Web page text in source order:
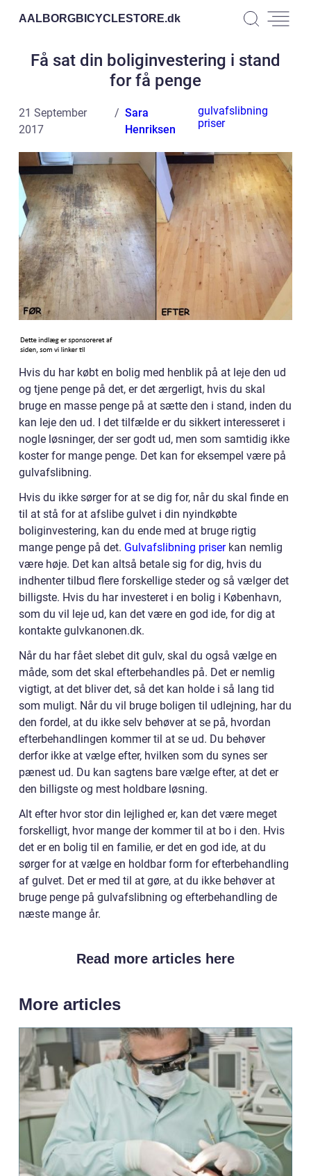
AALBORGBICYCLESTORE.dk
Få sat din boliginvestering i stand
for få penge
21 September
2017
Sara
Henriksen
gulvafslibning
priser
Hvis du har købt en bolig med henblik på at leje den ud
og tjene penge på det, er det ærgerligt, hvis du skal
bruge en masse penge på at sætte den i stand, inden du
kan leje den ud. I det tilfælde er du sikkert interesseret i
nogle løsninger, der ser godt ud, men som samtidig ikke
koster for mange penge. Det kan for eksempel være på
gulvafslibning.
Hvis du ikke sørger for at se dig for, når du skal finde en
til at stå for at afslibe gulvet i din nyindkøbte
boliginvestering, kan du ende med at bruge rigtig
mange penge på det. Gulvafslibning priserkan nemlig
være høje. Det kan altså betale sig for dig, hvis du
indhenter tilbud flere forskellige steder og så vælger det
billigste. Hvis du har investeret i en bolig i København,
som du vil leje ud, kan det være en god ide, for dig at
kontakte gulvkanonen.dk.
Når du har fået slebet dit gulv, skal du også vælge en
måde, som det skal efterbehandles på. Det er nemlig
vigtigt, at det bliver det, så det kan holde i så lang tid
som muligt. Når du vil bruge boligen til udlejning, har du
den fordel, at du ikke selv behøver at se på, hvordan
efterbehandlingen kommer til at se ud. Du behøver
derfor ikke at vælge efter, hvilken som du synes ser
pænest ud. Du kan sagtens bare vælge efter, at det er
den billigste og mest holdbare løsning.
Alt efter hvor stor din lejlighed er, kan det være meget
forskelligt, hvor mange der kommer til at bo i den. Hvis
det er en bolig til en familie, er det en god ide, at du
sørger for at vælge en holdbar form for efterbehandling
af gulvet. Det er med til at gøre, at du ikke behøver at
bruge penge på gulvafslibning og efterbehandling de
næste mange år.
Read more articles here
More articles